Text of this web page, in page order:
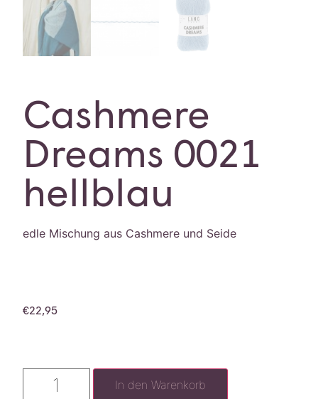
Cashmere
Dreams 0021
hellblau
edle Mischung aus Cashmere und Seide
€22,95
In den Warenkorb